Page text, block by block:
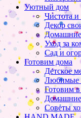
Уютный дом
Чистота и
Декор
Уход за
Сад и
Готовим дома
Детское
Любимые
Готовим в
Домашние
Советы